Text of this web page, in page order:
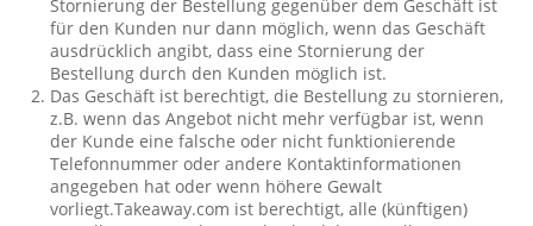
Stornierung der Bestellung gegenüber dem Geschäft ist
für den Kunden nur dann möglich, wenn das Geschäft
ausdrücklich angibt, dass eine Stornierung der
Bestellung durch den Kunden möglich ist.
Das Geschäft ist berechtigt, die Bestellung zu stornieren,
z.B. wenn das Angebot nicht mehr verfügbar ist, wenn
der Kunde eine falsche oder nicht funktionierende
Telefonnummer oder andere Kontaktinformationen
angegeben hat oder wenn höhere Gewalt
vorliegt.Takeaway.com ist berechtigt, alle (künftigen)